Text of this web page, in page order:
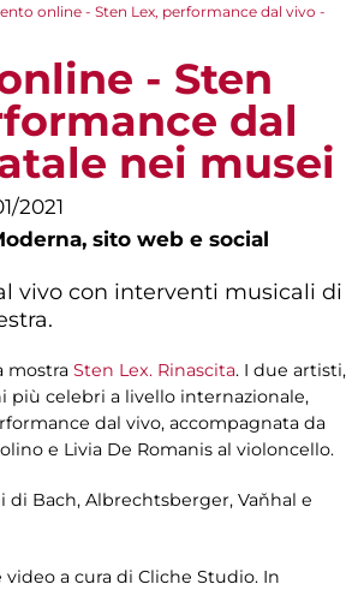
online - Sten Lex, performance dal vivo -
- Sten
dal
nei musei
2021
sito web e social
vivo con interventi musicali di
mostra Sten Lex. Rinascita. I due artisti,
più celebri a livello internazionale,
dal vivo, accompagnata da
e Livia De Romanis al violoncello.
di Bach, Albrechtsberger, Vaňhal e
a cura di Cliche Studio. In